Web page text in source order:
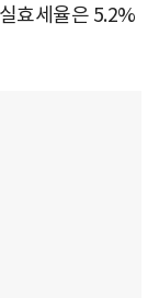
효세율은 5.2%